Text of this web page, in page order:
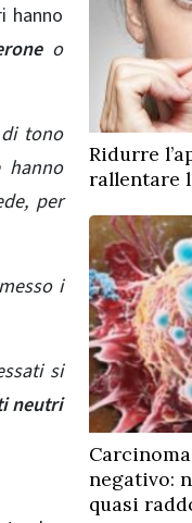
hanno
o
tono
per
i
si
neutri
Ridurre
rallentare
negativo:
quasi